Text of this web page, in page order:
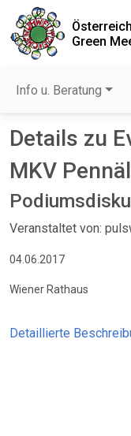
Green
Info u. Beratung
Details zu
MKV
Veranstaltet von:
04.06.2017
Wiener Rathaus
Detaillierte